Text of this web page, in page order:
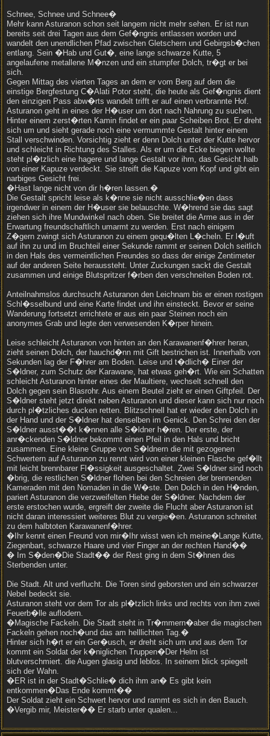
Schnee, Schnee und Schnee�
Mehr kann Asturanon schon seit langem nicht mehr sehen. Er ist nun
bereits seit drei Tagen aus dem Gef�ngnis entlassen worden und
wandelt den unendlichen Pfad zwischen Gletschern und Gebirgsb�chen
entlang. Sein �Hab und Gut�, eine lange schwarze Kutte, 5
angelaufene metallene M�nzen und ein stumpfer Dolch, tr�gt er bei
sich.
Gegen Mittag des vierten Tages an dem er vom Berg auf dem die
einstige Bergfestung C�Alati Potor steht, die heute als Gef�ngnis dient
den einzigen Pass abw�rts wandelt trifft er auf einen verbrannte Hof.
Asturanon geht in eines der H�user um dort nach Nahrung zu suchen.
Hinter einem zerst�rten Kamin findet er ein paar Scheiben Brot. Er dreht
sich um und sieht gerade noch eine vermummte Gestalt hinter einem
Stall verschwinden. Vorsichtig zieht er denn Dolch unter der Kutte hervor
und schleicht in Richtung des Stalles. Als er um die Ecke biegen wollte
steht pl�tzlich eine hagere und lange Gestalt vor ihm, das Gesicht halb
von einer Kapuze verdeckt. Sie streift die Kapuze vom Kopf und gibt ein
narbiges Gesicht frei.
�Hast lange nicht von dir h�ren lassen.�
Die Gestalt spricht leise als k�nne sie nicht ausschlie�en dass
irgendwer in einem der H�user sie belauschte. W�hrend sie das sagt
ziehen sich ihre Mundwinkel nach oben. Sie breitet die Arme aus in der
Erwartung freundschaftlich umarmt zu werden. Erst nach einigem
Z�gern zwingt sich Asturanon zu einem gequ�lten L�cheln. Er l�uft
auf ihn zu und im Bruchteil einer Sekunde rammt er seinen Dolch seitlich
in den Hals des vermeintlichen Freundes so dass der einige Zentimeter
auf der anderen Seite heraussteht. Unter Zuckungen sackt die Gestalt
zusammen und einige Blutspritzer f�rben den verschneiten Boden rot.
Anteilnahmslos durchsucht Asturanon den Leichnam bis er einen rostigen
Schl�sselbund und eine Karte findet und ihn einsteckt. Bevor er seine
Wanderung fortsetzt errichtete er aus ein paar Steinen noch ein
anonymes Grab und legte den verwesenden K�rper hinein.
Leise schleicht Asturanon von hinten an den Karawanenf�hrer heran,
zieht seinen Dolch, der hauchd�nn mit Gift bestrichen ist. Innerhalb von
Sekunden lag der F�hrer am Boden. Leise und t�dlich� Einer der
S�ldner, zum Schutz der Karawane, hat etwas geh�rt. Wie ein Schatten
schleicht Asturanon hinter eines der Maultiere, wechselt schnell den
Dolch gegen sein Blasrohr. Aus einem Beutel zieht er einen Giftpfeil. Der
S�ldner steht jetzt direkt neben Asturanon und dieser kann sich nur noch
durch pl�tzliches ducken retten. Blitzschnell hat er wieder den Dolch in
der Hand und der S�ldner hat denselben im Genick. Den Schrei den der
S�ldner ausst��t k�nnen alle S�ldner h�ren. Der erste, der
anr�ckenden S�ldner bekommt einen Pfeil in den Hals und bricht
zusammen. Eine kleine Gruppe von S�ldnern die mit gezogenen
Schwertern auf Asturanon zu rennt wird von einer kleinen Flasche gef�llt
mit leicht brennbarer Fl�ssigkeit ausgeschaltet. Zwei S�ldner sind noch
�brig, die restlichen S�ldner flohen bei den Schreien der brennenden
Kameraden mit den Nomaden in die W�ste. Den Dolch in den H�nden,
pariert Asturanon die verzweifelten Hiebe der S�ldner. Nachdem der
erste erstochen wurde, ergreift der zweite die Flucht aber Asturanon ist
nicht daran interessiert weiteres Blut zu vergie�en. Asturanon schreitet
zu dem halbtoten Karawanenf�hrer.
�Ihr kennt einen Freund von mir�Ihr wisst wen ich meine�Lange Kutte,
Ziegenbart, schwarze Haare und vier Finger an der rechten Hand��
� Im S�den�Die Stadt�� der Rest ging in dem St�hnen des
Sterbenden unter.
Die Stadt. Alt und verflucht. Die Toren sind geborsten und ein schwarzer
Nebel bedeckt sie.
Asturanon steht vor dem Tor als pl�tzlich links und rechts von ihm zwei
Feuerb�lle auflodern.
�Magische Fackeln. Die Stadt steht in Tr�mmern�aber die magischen
Fackeln gehen noch�und das am helllichten Tag.�
Hinter sich h�rt er ein Ger�usch, er dreht sich um und aus dem Tor
kommt ein Soldat der k�niglichen Truppen�Der Helm ist
blutverschmiert. die Augen glasig und leblos. In seinem blick spiegelt
sich der Wahn.
�ER ist in der Stadt�Schlie� dich ihm an� Es gibt kein
entkommen�Das Ende kommt��
Der Soldat zieht ein Schwert hervor und rammt es sich in den Bauch.
�Vergib mir, Meister�� Er starb unter qualen...